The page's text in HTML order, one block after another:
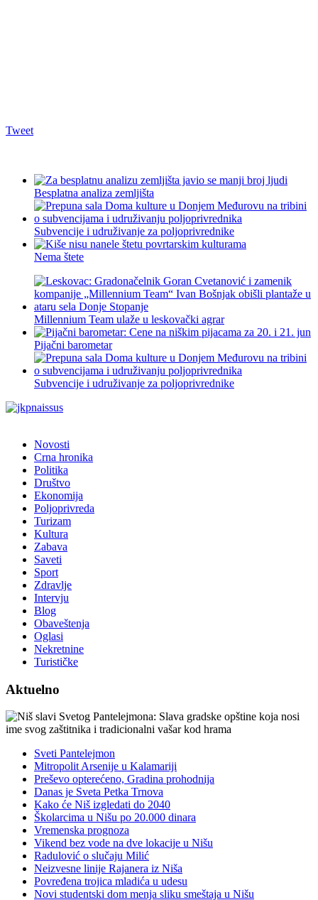
Tweet
Besplatna analiza zemljišta
Subvencije i udruživanje za poljoprivrednike
Nema štete
Millennium Team ulaže u leskovački agrar
Pijačni barometar
Subvencije i udruživanje za poljoprivrednike
Novosti
Crna hronika
Politika
Društvo
Ekonomija
Poljoprivreda
Turizam
Kultura
Zabava
Saveti
Sport
Zdravlje
Intervju
Blog
Obaveštenja
Oglasi
Nekretnine
Turističke
Aktuelno
Sveti Pantelejmon
Mitropolit Arsenije u Kalamariji
Preševo opterećeno, Gradina prohodnija
Danas je Sveta Petka Trnova
Kako će Niš izgledati do 2040
Školarcima u Nišu po 20.000 dinara
Vremenska prognoza
Vikend bez vode na dve lokacije u Nišu
Radulović o slučaju Milić
Neizvesne linije Rajanera iz Niša
Povređena trojica mladića u udesu
Novi studentski dom menja sliku smeštaja u Nišu